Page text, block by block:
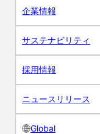
企業情報
サステナビリティ
採用情報
ニュースリリース
Global